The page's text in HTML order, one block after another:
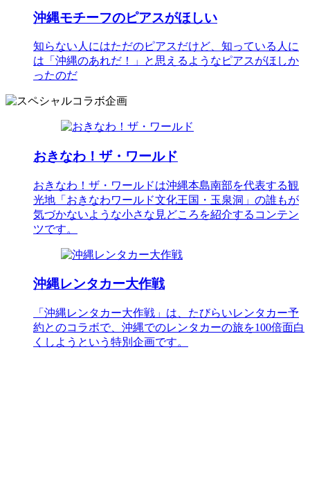
沖縄モチーフのピアスがほしい
知らない人にはただのピアスだけど、知っている人に
は「沖縄のあれだ！」と思えるようなピアスがほしか
ったのだ
おきなわ！ザ・ワールド
おきなわ！ザ・ワールドは沖縄本島南部を代表する観
光地「おきなわワールド文化王国・玉泉洞」の誰もが
気づかないような小さな見どころを紹介するコンテン
ツです。
沖縄レンタカー大作戦
「沖縄レンタカー大作戦」は、たびらいレンタカー予
約とのコラボで、沖縄でのレンタカーの旅を100倍面白
くしようという特別企画です。